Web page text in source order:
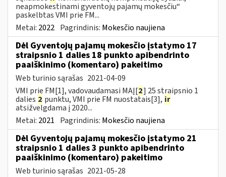
neapmokestinami gyventojų pajamų mokesčiu“
paskelbtas VMI prie FM...
Metai: 2022 Pagrindinis: Mokesčio naujiena
Dėl Gyventojų pajamų mokesčio įstatymo 17
straipsnio 1 dalies 18 punkto apibendrinto
paaiškinimo (komentaro) pakeitimo
Web turinio sąrašas 2021-04-09
VMI prie FM[1], vadovaudamasi MAĮ[2] 25 straipsnio 1
dalies 2 punktu, VMI prie FM nuostatais[3], ir
atsižvelgdama į 2020...
Metai: 2021 Pagrindinis: Mokesčio naujiena
Dėl Gyventojų pajamų mokesčio įstatymo 21
straipsnio 1 dalies 3 punkto apibendrinto
paaiškinimo (komentaro) pakeitimo
Web turinio sąrašas 2021-05-28